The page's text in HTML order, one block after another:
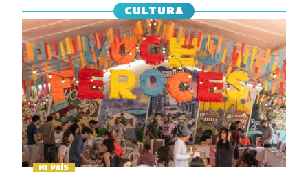
CULTURA
MI PAÍS